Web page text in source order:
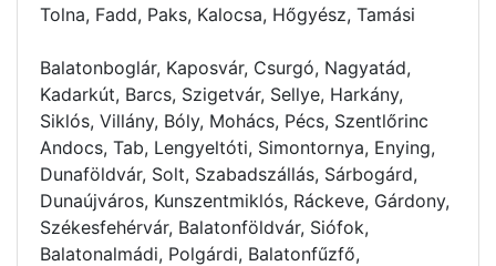
Tolna, Fadd, Paks, Kalocsa, Hőgyész, Tamási
Balatonboglár, Kaposvár, Csurgó, Nagyatád,
Kadarkút, Barcs, Szigetvár, Sellye, Harkány,
Siklós, Villány, Bóly, Mohács, Pécs, Szentlőrinc
Andocs, Tab, Lengyeltóti, Simontornya, Enying,
Dunaföldvár, Solt, Szabadszállás, Sárbogárd,
Dunaújváros, Kunszentmiklós, Ráckeve, Gárdony,
Székesfehérvár, Balatonföldvár, Siófok,
Balatonalmádi, Polgárdi, Balatonfűzfő,